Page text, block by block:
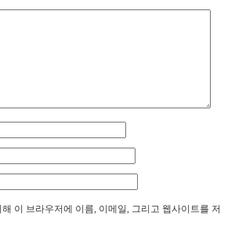
이 브라우저에 이름, 이메일, 그리고 웹사이트를 저